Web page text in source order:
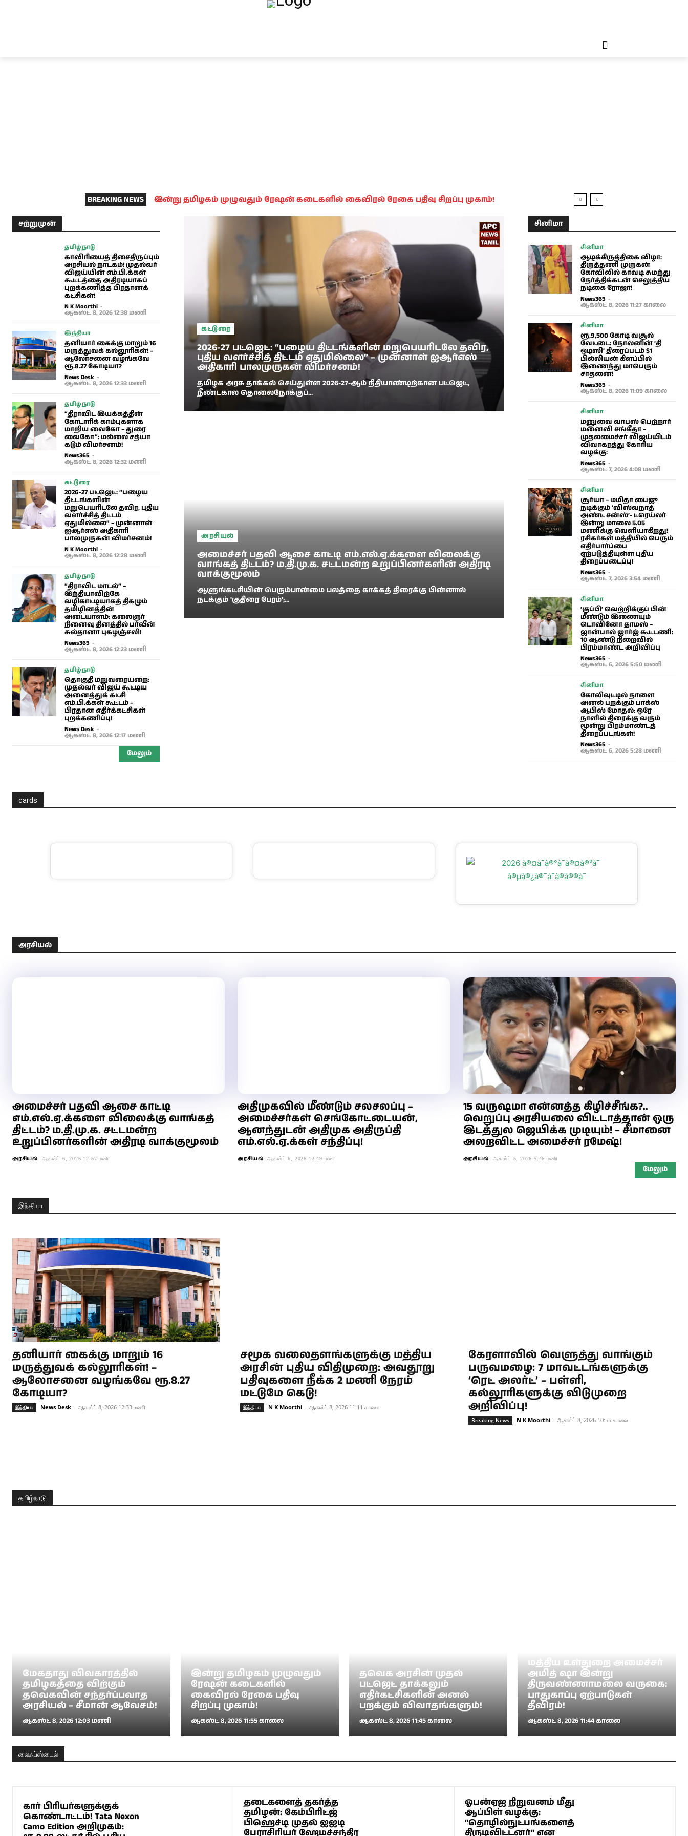
BREAKING NEWS இன்று தமிழகம் முழுவதும் ரேஷன் கடைகளில் கைவிரல் ரேகை பதிவு சிறப்பு முகாம்!
சற்றுமுன்
தமிழ்நாடு
காவிரியைத் திசைதிருப்பும்
அரசியல் நாடகம்! முதல்வர்
விஜய்யின் எம்.பி.க்கள்
கூட்டத்தை அதிரடியாகப்
புறக்கணித்த பிரதானக்
கட்சிகள்!
N K Moorthi -
ஆகஸ்ட் 8, 2026 12:38 மணி
இந்தியா
தனியார் கைக்கு மாறும் 16
மருத்துவக் கல்லூரிகள்! –
ஆலோசனை வழங்கவே
ரூ.8.27 கோடியா?
News Desk -
ஆகஸ்ட் 8, 2026 12:33 மணி
தமிழ்நாடு
“திராவிட இயக்கத்தின்
கோடாரிக் காம்புகளாக
மாறிய வைகோ – துரை
வைகோ”: மல்லை சத்யா
கடும் விமர்சனம்!
News365 -
ஆகஸ்ட் 8, 2026 12:32 மணி
கட்டுரை
2026-27 பட்ஜெட்: “பழைய
திட்டங்களின்
மறுபெயரிடலே தவிர, புதிய
வளர்ச்சித் திட்டம்
ஏதுமில்லை” – முன்னாள்
ஐஆர்எஸ் அதிகாரி
பாலமுருகன் விமர்சனம்!
N K Moorthi -
ஆகஸ்ட் 8, 2026 12:28 மணி
தமிழ்நாடு
“திராவிட மாடல்” –
இந்தியாவிற்கே
வழிகாட்டியாகத் திகழும்
தமிழினத்தின்
அடையாளம்: கலைஞர்
நினைவு தினத்தில் பர்வீன்
சுல்தானா புகழஞ்சலி!
News365 -
ஆகஸ்ட் 8, 2026 12:23 மணி
தமிழ்நாடு
​தொகுதி மறுவரையறை:
முதல்வர் விஜய் கூட்டிய
அனைத்துக் கட்சி
எம்.பி.க்கள் கூட்டம் –
பிரதான எதிர்க்கட்சிகள்
புறக்கணிப்பு!
News Desk -
ஆகஸ்ட் 8, 2026 12:17 மணி
மேலும்
கட்டுரை
2026-27 பட்ஜெட்: “பழைய திட்டங்களின் மறுபெயரிடலே தவிர,
புதிய வளர்ச்சித் திட்டம் ஏதுமில்லை” – முன்னாள் ஐஆர்எஸ்
அதிகாரி பாலமுருகன் விமர்சனம்!
தமிழக அரசு தாக்கல் செய்துள்ள 2026-27-ஆம் நிதியாண்டிற்கான பட்ஜெட்,
நீண்டகால தொலைநோக்குப்...
அரசியல்
அமைச்சர் பதவி ஆசை காட்டி எம்.எல்.ஏ.க்களை விலைக்கு
வாங்கத் திட்டம்? ம.தி.மு.க. சட்டமன்ற உறுப்பினர்களின் அதிரடி
வாக்குமூலம்
ஆளுங்கட்சியின் பெரும்பான்மை பலத்தை காக்கத் திரைக்கு பின்னால்
நடக்கும் 'குதிரை பேரம்';...
சினிமா
சினிமா
ஆடிக்கிருத்திகை விழா:
திருத்தணி முருகன்
கோவிலில் காவடி சுமந்து
நேர்த்திக்கடன் செலுத்திய
நடிகை ரோஜா!
News365 -
ஆகஸ்ட் 8, 2026 11:27 காலை
சினிமா
ரூ.9,500 கோடி வசூல்
வேட்டை: நோலனின் ‘தி
ஒடிஸி’ திரைப்படம் $1
பில்லியன் கிளப்பில்
இணைந்து மாபெரும்
சாதனை!
News365 -
ஆகஸ்ட் 8, 2026 11:09 காலை
சினிமா
மனுவை வாபஸ் பெற்றார்
மனைவி சங்கீதா –
முதலமைச்சர் விஜய்யிடம்
விவாகரத்து கோரிய
வழக்கு:
News365 -
ஆகஸ்ட் 7, 2026 4:08 மணி
சினிமா
சூர்யா – மமிதா பைஜு
நடிக்கும் ‘விஸ்வநாத்
அண்ட் சன்ஸ்’- ட்ரெய்லர்
இன்று மாலை 5.05
மணிக்கு வெளியாகிறது!
ரசிகர்கள் மத்தியில் பெரும்
எதிர்பார்ப்பை
ஏற்படுத்தியுள்ள புதிய
திரைப்படைப்பு!
News365 -
ஆகஸ்ட் 7, 2026 3:54 மணி
சினிமா
‘குப்பி’ வெற்றிக்குப் பின்
மீண்டும் இணையும்
டொவினோ தாமஸ் –
ஜான்பால் ஜார்ஜ் கூட்டணி:
10 ஆண்டு நிறைவில்
பிரம்மாண்ட அறிவிப்பு
News365 -
ஆகஸ்ட் 6, 2026 5:50 மணி
சினிமா
கோலிவுட்டில் நாளை
அனல் பறக்கும் பாக்ஸ்
ஆபிஸ் மோதல்: ஒரே
நாளில் திரைக்கு வரும்
மூன்று பிரம்மாண்டத்
திரைப்படங்கள்!
News365 -
ஆகஸ்ட் 6, 2026 5:28 மணி
cards
அரசியல்
அமைச்சர் பதவி ஆசை காட்டி
எம்.எல்.ஏ.க்களை விலைக்கு வாங்கத்
திட்டம்? ம.தி.மு.க. சட்டமன்ற
உறுப்பினர்களின் அதிரடி வாக்குமூலம்
அரசியல் ஆகஸ்ட் 6, 2026 12:57 மணி
அதிமுகவில் மீண்டும் சலசலப்பு –
அமைச்சர்கள் செங்கோட்டையன்,
ஆனந்துடன் அதிமுக அதிருப்தி
எம்.எல்.ஏ.க்கள் சந்திப்பு!
அரசியல் ஆகஸ்ட் 6, 2026 12:49 மணி
15 வருஷமா என்னத்த கிழிச்சீங்க?..
வெறுப்பு அரசியலை விட்டாத்தான் ஒரு
இடத்துல ஜெயிக்க முடியும்! – சீமானை
அலறவிட்ட அமைச்சர் ரமேஷ்!
அரசியல் ஆகஸ்ட் 5, 2026 5:46 மணி
மேலும்
இந்தியா
தனியார் கைக்கு மாறும் 16
மருத்துவக் கல்லூரிகள்! –
ஆலோசனை வழங்கவே ரூ.8.27
கோடியா?
இந்தியா News Desk - ஆகஸ்ட் 8, 2026 12:33 மணி
சமூக வலைதளங்களுக்கு மத்திய
அரசின் புதிய விதிமுறை: அவதூறு
பதிவுகளை நீக்க 2 மணி நேரம்
மட்டுமே கெடு!
இந்தியா N K Moorthi - ஆகஸ்ட் 8, 2026 11:11 காலை
கேரளாவில் வெளுத்து வாங்கும்
பருவமழை: 7 மாவட்டங்களுக்கு
‘ரெட் அலர்ட்’ – பள்ளி,
கல்லூரிகளுக்கு விடுமுறை
அறிவிப்பு!
Breaking News N K Moorthi - ஆகஸ்ட் 8, 2026 10:55 காலை
தமிழ்நாடு
மேகதாது விவகாரத்தில்
தமிழகத்தை விற்கும்
தவெகவின் சந்தர்ப்பவாத
அரசியல் – சீமான் ஆவேசம்!
ஆகஸ்ட் 8, 2026 12:03 மணி
இன்று தமிழகம் முழுவதும்
ரேஷன் கடைகளில்
கைவிரல் ரேகை பதிவு
சிறப்பு முகாம்!
ஆகஸ்ட் 8, 2026 11:55 காலை
தவெக அரசின் முதல்
பட்ஜெட் தாக்கலும்
எதிர்கட்சிகளின் அனல்
பறக்கும் விவாதங்களும்!
ஆகஸ்ட் 8, 2026 11:45 காலை
மத்திய உள்துறை அமைச்சர்
அமித் ஷா இன்று
திருவண்ணாமலை வருகை:
பாதுகாப்பு ஏற்பாடுகள்
தீவிரம்!
ஆகஸ்ட் 8, 2026 11:44 காலை
லைஃப்ஸ்டைல்
கார் பிரியர்களுக்குக்
கொண்டாட்டம்! Tata Nexon
Camo Edition அறிமுகம்:
தடைகளைத் தகர்த்த
தமிழன்: கேம்பிரிட்ஜ்
பிஹெச்டி முதல் ஐஐடி
பேராசிரியர் ஹேமச்சந்திர
ஓபன்ஏஐ நிறுவனம் மீது
ஆப்பிள் வழக்கு:
“தொழில்நுட்பங்களைத்
திருடிவிட்டனர்” என